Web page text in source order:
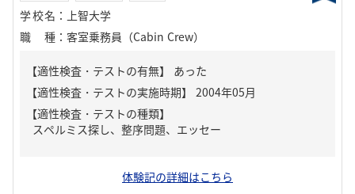
学校名 ： 上智大学
職種 ： 客室乗務員（Cabin Crew）
【適性検査・テストの有無】 あった
【適性検査・テストの種類】
スペルミス探し、整序問題、エッセー
体験記の詳細はこちら